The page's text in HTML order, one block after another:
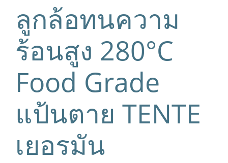
ลูกล้อทนความ
ร้อนสูง 280°C
Food Grade
แป้นตาย TENTE
เยอรมัน